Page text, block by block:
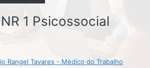
1 Psicossocial
Rangel Tavares - Médico do Trabalho